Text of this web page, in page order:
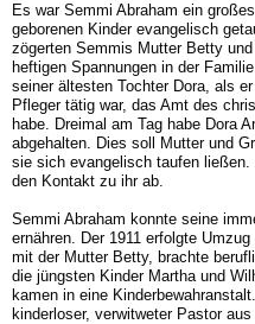
Es war Semmi Abraham ein
geborenen Kinder evangelisch
zögerten Semmis Mutter Betty
heftigen Spannungen in der
seiner ältesten Tochter Dora, als
Pfleger tätig war, das Amt des
habe. Dreimal am Tag habe Dora
abgehalten. Dies soll Mutter und
sie sich evangelisch taufen
den Kontakt zu ihr ab.
Semmi Abraham konnte seine
ernähren. Der 1911 erfolgte
mit der Mutter Betty, brachte
die jüngsten Kinder Martha und
kamen in eine
kinderloser, verwitweter Pastor